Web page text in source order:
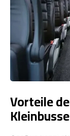
Vorteile